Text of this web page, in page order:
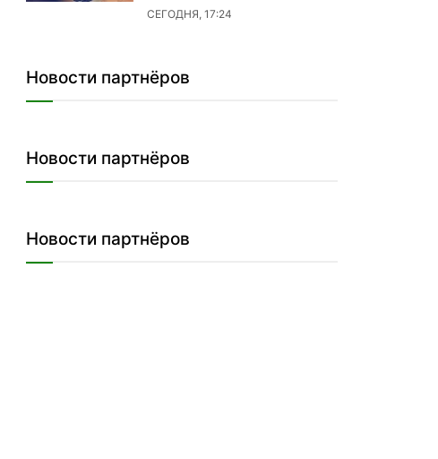
СЕГОДНЯ, 17:24
Новости партнёров
Новости партнёров
Новости партнёров